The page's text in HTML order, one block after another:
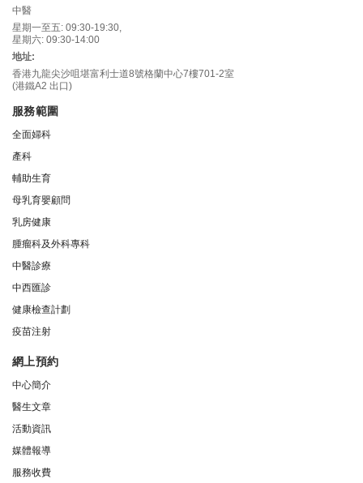
中醫
星期一至五: 09:30-19:30,
星期六: 09:30-14:00
地址:
香港九龍尖沙咀堪富利士道8號格蘭中心7樓701-2室
(港鐵A2 出口)
服務範圍
全面婦科
產科
輔助生育
母乳育嬰顧問
乳房健康
腫瘤科及外科專科
中醫診療
中西匯診
健康檢查計劃
疫苗注射
網上預約
中心簡介
醫生文章
活動資訊
媒體報導
服務收費